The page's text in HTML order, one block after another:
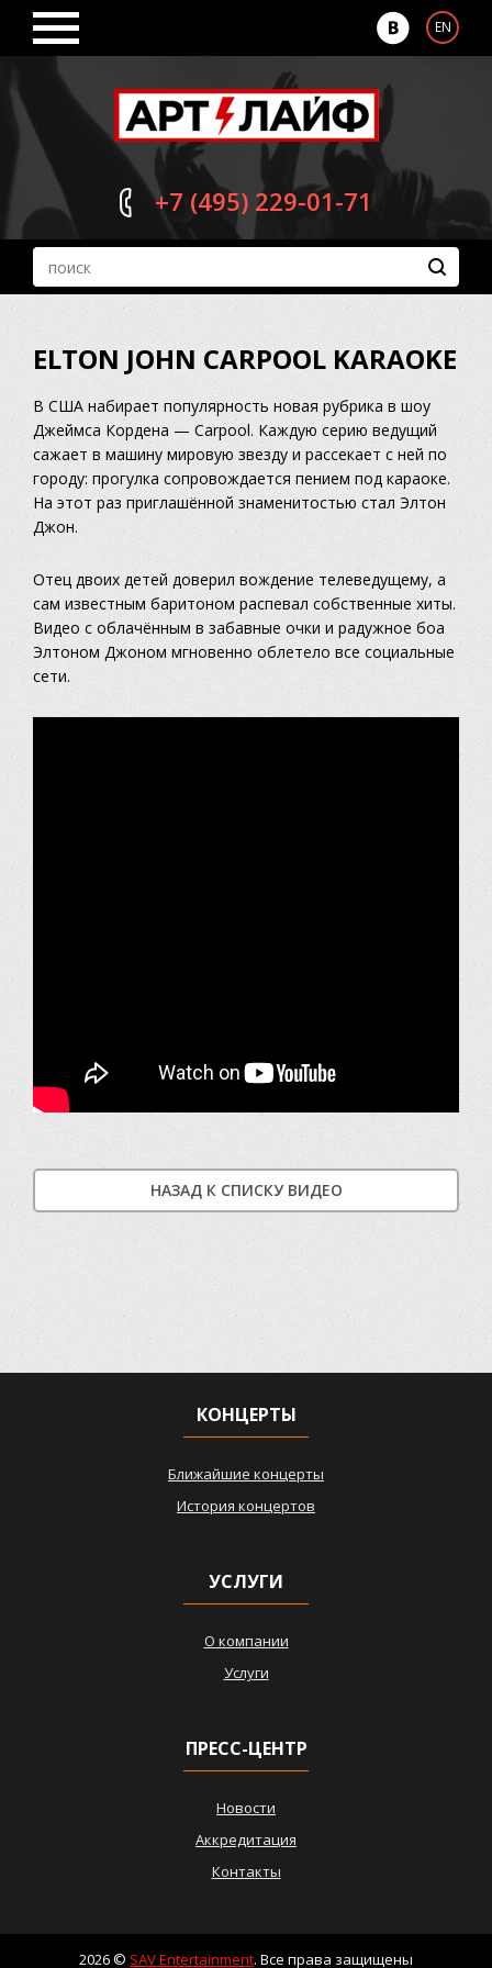
EN
+7 (495) 229-01-71
ELTON JOHN CARPOOL KARAOKE
В США набирает популярность новая рубрика в шоу
Джеймса Кордена — Carpool. Каждую серию ведущий
сажает в машину мировую звезду и рассекает с ней по
городу: прогулка сопровождается пением под караоке.
На этот раз приглашённой знаменитостью стал Элтон
Джон.
Отец двоих детей доверил вождение телеведущему, а
сам известным баритоном распевал собственные хиты.
Видео с облачённым в забавные очки и радужное боа
Элтоном Джоном мгновенно облетело все социальные
сети.
НАЗАД К СПИСКУ ВИДЕО
КОНЦЕРТЫ
Ближайшие концерты
История концертов
УСЛУГИ
О компании
Услуги
ПРЕСС-ЦЕНТР
Новости
Аккредитация
Контакты
2026 © SAV Entertainment. Все права защищены